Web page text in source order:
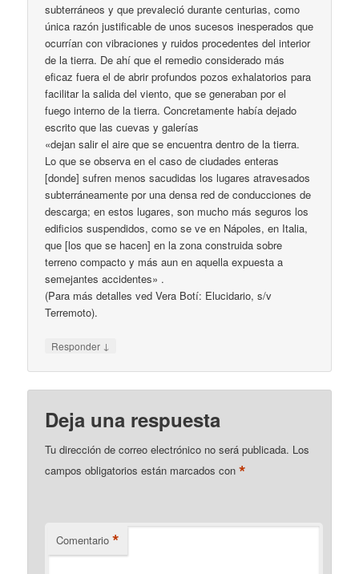
subterráneos y que prevaleció durante centurias, como
única razón justificable de unos sucesos inesperados que
ocurrían con vibraciones y ruidos procedentes del interior
de la tierra. De ahí que el remedio considerado más
eficaz fuera el de abrir profundos pozos exhalatorios para
facilitar la salida del viento, que se generaban por el
fuego interno de la tierra. Concretamente había dejado
escrito que las cuevas y galerías
«dejan salir el aire que se encuentra dentro de la tierra.
Lo que se observa en el caso de ciudades enteras
[donde] sufren menos sacudidas los lugares atravesados
subterráneamente por una densa red de conducciones de
descarga; en estos lugares, son mucho más seguros los
edificios suspendidos, como se ve en Nápoles, en Italia,
que [los que se hacen] en la zona construida sobre
terreno compacto y más aun en aquella expuesta a
semejantes accidentes» .
(Para más detalles ved Vera Botí: Elucidario, s/v
Terremoto).
Responder ↓
Deja una respuesta
Tu dirección de correo electrónico no será publicada. Los
campos obligatorios están marcados con*
Comentario *